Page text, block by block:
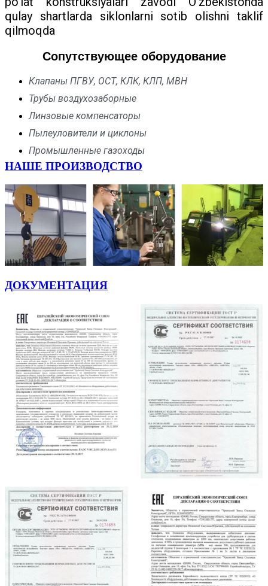
qulay shartlarda siklonlarni sotib olishni taklif
qilmoqda
Сопутствующее оборудование
Клапаны ПГВУ, ОСТ, КЛК, КЛП, МВН
Трубы воздухозаборные
Линзовые компенсаторы
Пылеуловители и циклоны
Промышленные газоходы
НАШЕ ПРОИЗВОДСТВО
ДОКУМЕНТАЦИЯ